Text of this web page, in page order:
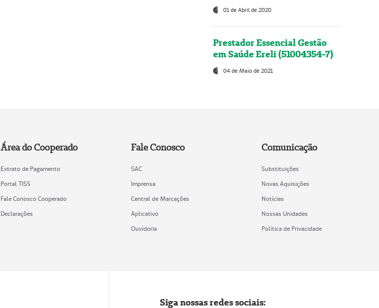
01 de Abril de 2020
Prestador Essencial Gestão
em Saúde Ereli (51004354-7)
04 de Maio de 2021
Área do Cooperado
Extrato de Pagamento
Portal TISS
Fale Conosco Cooperado
Declarações
Fale Conosco
SAC
Imprensa
Central de Marcações
Aplicativo
Ouvidoria
Comunicação
Substituições
Novas Aquisições
Notícias
Nossas Unidades
Política de Privacidade
Siga nossas redes sociais: